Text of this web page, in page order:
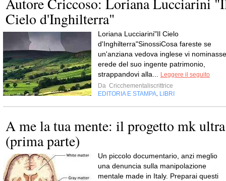
Cielo d'Inghilterra"
Loriana Lucciarini"Il Cielo
d'Inghilterra"SinossiCosa fareste se
un'anziana vedova inglese vi nominasse
erede del suo ingente patrimonio,
strappandovi alla...
Leggere il seguito
Da Cricchementaliscrittrice
EDITORIA E STAMPA LIBRI
A me la tua mente: il progetto mk ultra
(prima parte)
Un piccolo documentario, anzi meglio
una denuncia sulla manipolazione
mentale made in Italy. Preparai questi